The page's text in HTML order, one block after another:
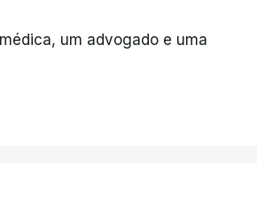
um advogado e uma